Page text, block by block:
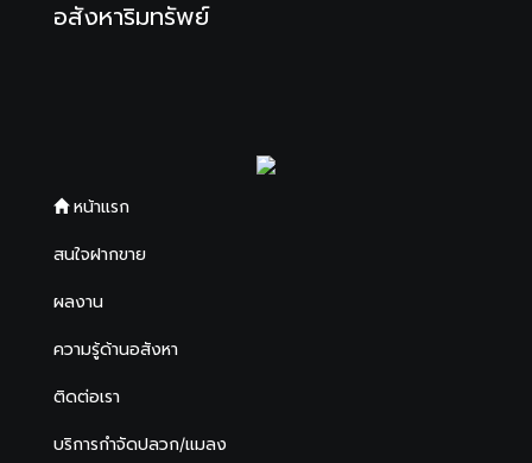
อสังหาริมทรัพย์
หน้าแรก
สนใจฝากขาย
ผลงาน
ความรู้ด้านอสังหา
ติดต่อเรา
บริการกำจัดปลวก/แมลง